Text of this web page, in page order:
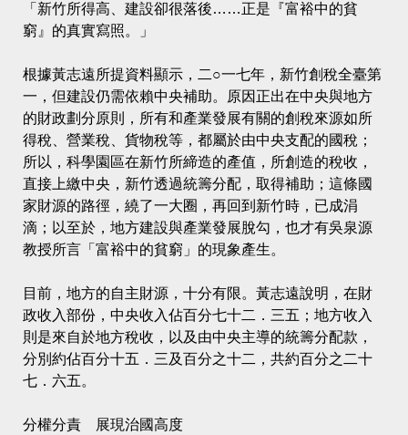
「新竹所得高、建設卻很落後……正是『富裕中的貧
窮』的真實寫照。」
根據黃志遠所提資料顯示，二○一七年，新竹創稅全臺第
一，但建設仍需依賴中央補助。原因正出在中央與地方
的財政劃分原則，所有和產業發展有關的創稅來源如所
得稅、營業稅、貨物稅等，都屬於由中央支配的國稅；
所以，科學園區在新竹所締造的產值，所創造的稅收，
直接上繳中央，新竹透過統籌分配，取得補助；這條國
家財源的路徑，繞了一大圈，再回到新竹時，已成涓
滴；以至於，地方建設與產業發展脫勾，也才有吳泉源
教授所言「富裕中的貧窮」的現象產生。
目前，地方的自主財源，十分有限。黃志遠說明，在財
政收入部份，中央收入佔百分七十二．三五；地方收入
則是來自於地方稅收，以及由中央主導的統籌分配款，
分別約佔百分十五．三及百分之十二，共約百分之二十
七．六五。
分權分責 展現治國高度